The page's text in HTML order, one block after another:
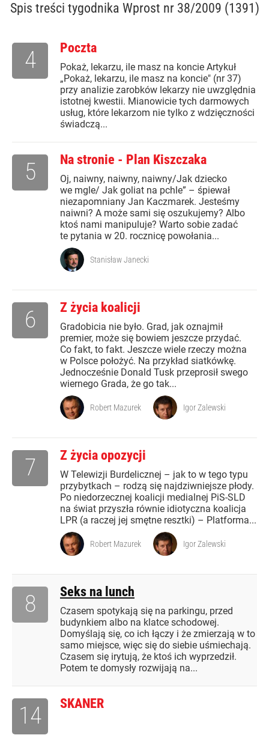
Spis treści tygodnika Wprost nr 38/2009 (1391)
Poczta
Pokaż, lekarzu, ile masz na koncie Artykuł
„Pokaż, lekarzu, ile masz na koncie" (nr 37)
przy analizie zarobków lekarzy nie uwzględnia
istotnej kwestii. Mianowicie tych darmowych
usług, które lekarzom nie tylko z wdzięczności
świadczą...
4
Na stronie - Plan Kiszczaka
Oj, naiwny, naiwny, naiwny/Jak dziecko
we mgle/ Jak goliat na pchle” – śpiewał
niezapomniany Jan Kaczmarek. Jesteśmy
naiwni? A może sami się oszukujemy? Albo
ktoś nami manipuluje? Warto sobie zadać
te pytania w 20. rocznicę powołania...
5
Stanisław Janecki
Z życia koalicji
Gradobicia nie było. Grad, jak oznajmił
premier, może się bowiem jeszcze przydać.
Co fakt, to fakt. Jeszcze wiele rzeczy można
w Polsce położyć. Na przykład siatkówkę.
Jednocześnie Donald Tusk przeprosił swego
wiernego Grada, że go tak...
6
Robert Mazurek Igor Zalewski
Z życia opozycji
W Telewizji Burdelicznej – jak to w tego typu
przybytkach – rodzą się najdziwniejsze płody.
Po niedorzecznej koalicji medialnej PiS-SLD
na świat przyszła równie idiotyczna koalicja
LPR (a raczej jej smętne resztki) – Platforma...
7
Robert Mazurek Igor Zalewski
Seks na lunch
Czasem spotykają się na parkingu, przed
budynkiem albo na klatce schodowej.
Domyślają się, co ich łączy i że zmierzają w to
samo miejsce, więc się do siebie uśmiechają.
Czasem się irytują, że ktoś ich wyprzedził.
Potem te domysły rozwijają na...
8
SKANER
14